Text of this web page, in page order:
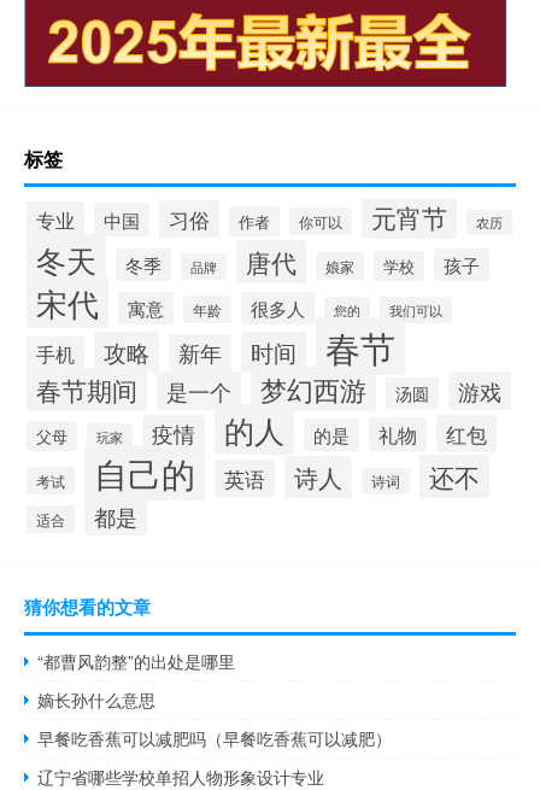
标签
专业 中国 习俗 作者 你可以 元宵节 农历
冬天 冬季 品牌 唐代 娘家 学校 孩子
宋代 寓意 年龄 很多人 您的 我们可以
手机 攻略 新年 时间 春节
春节期间 是一个 梦幻西游 汤圆 游戏
父母 玩家 疫情 的人 的是 礼物 红包
考试 自己的 英语 诗人 诗词 还不
适合 都是
猜你想看的文章
“都曹风韵整”的出处是哪里
嫡长孙什么意思
早餐吃香蕉可以减肥吗（早餐吃香蕉可以减肥）
辽宁省哪些学校单招人物形象设计专业